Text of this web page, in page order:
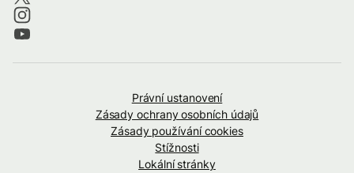
Právní ustanovení
Zásady ochrany osobních údajů
Zásady používání cookies
Stížnosti
Lokální stránky